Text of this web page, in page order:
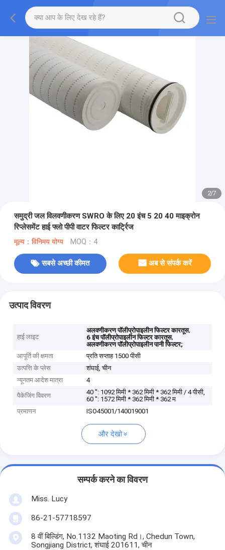
2/7
समुद्री जल विलवणीकरण SWRO के लिए 20 इंच 5 20 40 माइक्रोन
रिप्लेसमेंट हाई फ्लो पीपी वाटर फिल्टर कार्ट्रिज
मूल्य：विनिमय योग्य MOQ：4
सबसे अच्छी कीमत अब से संपर्क करें
उत्पाद विवरण
हाई लाइट
अलवणीकरण पॉलीप्रोपाइलीन फिल्टर कारतूस,
6 इंच पॉलीप्रोपाइलीन फिल्टर कारतूस,
अलवणीकरण पॉलीप्रोपाइलीन पानी फिल्टर;
आपूर्ति की क्षमता
प्रति सप्ताह 1500 पीसी
उत्पत्ति के प्लेस
शंघाई, चीन
न्यूनतम आदेश मात्रा
4
पैकेजिंग विवरण
40 '': 1092 मिमी * 362 मिमी * 362 मिमी / 4 पीसी,
60 '': 1572 मिमी * 362 मिमी * 362 म
प्रमाणन
ISO45001/140019001
और देखो
सम्पर्क करने का विवरण
Miss. Lucy
86-21-57718597
8 वीं बिल्डिंग, No.1132 Maoting Rd।, Chedun Town,
Songjiang District, शंघाई 201611, चीन